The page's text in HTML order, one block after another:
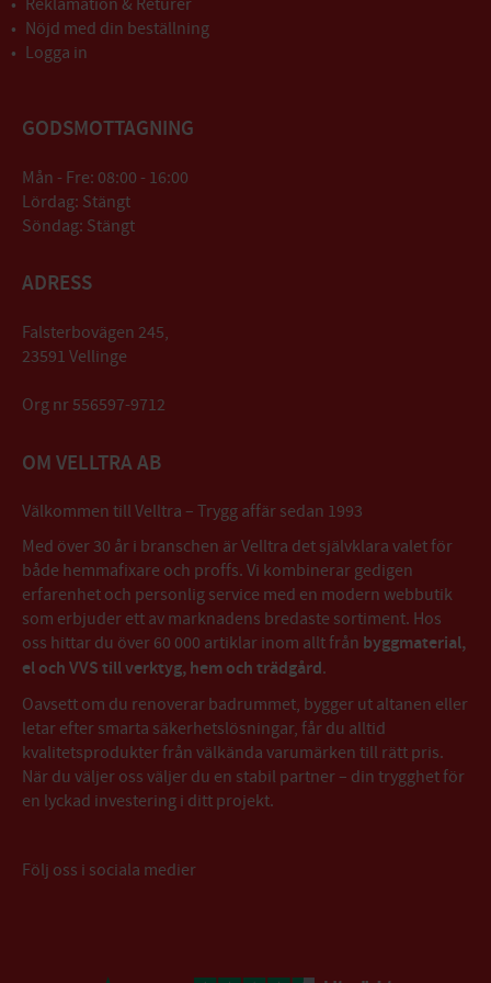
Reklamation & Returer
Nöjd med din beställning
Logga in
GODSMOTTAGNING
Mån - Fre: 08:00 - 16:00
Lördag: Stängt
Söndag: Stängt
ADRESS
Falsterbovägen 245,
23591 Vellinge
Org nr 556597-9712
OM VELLTRA AB
Välkommen till Velltra – Trygg affär sedan 1993
Med över 30 år i branschen är Velltra det självklara valet för
både hemmafixare och proffs. Vi kombinerar gedigen
erfarenhet och personlig service med en modern webbutik
som erbjuder ett av marknadens bredaste sortiment. Hos
oss hittar du över 60 000 artiklar inom allt från byggmaterial,
el och VVS till verktyg, hem och trädgård.
Oavsett om du renoverar badrummet, bygger ut altanen eller
letar efter smarta säkerhetslösningar, får du alltid
kvalitetsprodukter från välkända varumärken till rätt pris.
När du väljer oss väljer du en stabil partner – din trygghet för
en lyckad investering i ditt projekt.
Följ oss i sociala medier